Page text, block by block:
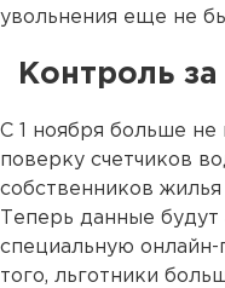
увольнения еще не
Контроль
С 1 ноября больше
поверку счетчиков
собственников
Теперь данные будут
специальную
того, льготники